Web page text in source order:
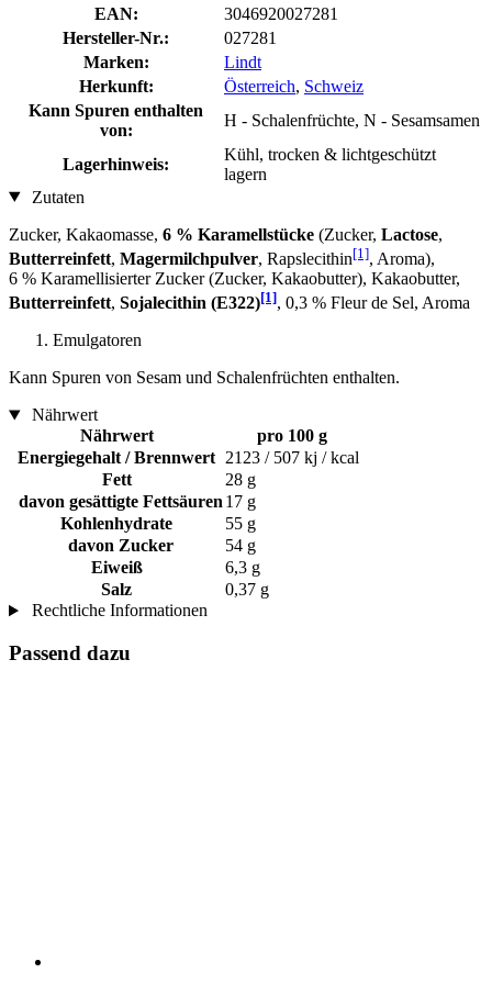
EAN:
3046920027281
Hersteller-Nr.:
027281
Marken:
Lindt
Herkunft:
Österreich, Schweiz
Kann Spuren enthalten
von:
H - Schalenfrüchte, N - Sesamsamen
Lagerhinweis:
Kühl, trocken & lichtgeschützt
lagern
Zutaten
Zucker, Kakaomasse, 6 % Karamellstücke (Zucker, Lactose,
Butterreinfett, Magermilchpulver, Rapslecithin[1], Aroma),
6 % Karamellisierter Zucker (Zucker, Kakaobutter), Kakaobutter,
Butterreinfett, Sojalecithin (E322)[1], 0,3 % Fleur de Sel, Aroma
Emulgatoren
Kann Spuren von Sesam und Schalenfrüchten enthalten.
Nährwert
Nährwert
pro 100 g
Energiegehalt / Brennwert 2123 / 507 kj / kcal
Fett
28 g
davon gesättigte Fettsäuren 17 g
Kohlenhydrate
55 g
davon Zucker
54 g
Eiweiß
6,3 g
Salz
0,37 g
Rechtliche Informationen
Passend dazu